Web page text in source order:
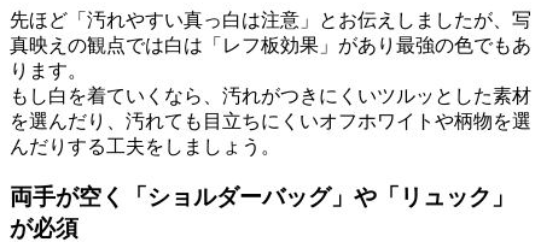
先ほど「汚れやすい真っ白は注意」とお伝えしましたが、写
真映えの観点では白は「レフ板効果」があり最強の色でもあ
ります。
もし白を着ていくなら、汚れがつきにくいツルッとした素材
を選んだり、汚れても目立ちにくいオフホワイトや柄物を選
んだりする工夫をしましょう。
両手が空く「ショルダーバッグ」や「リュック」
が必須